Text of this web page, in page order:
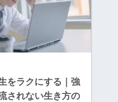
をラクにする｜強
されない生き方の